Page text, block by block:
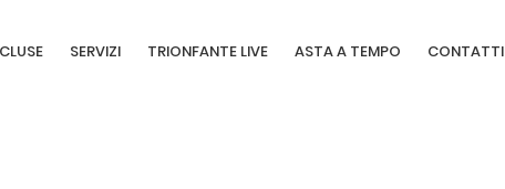
SERVIZI TRIONFANTE LIVE ASTA A TEMPO CONTATTI